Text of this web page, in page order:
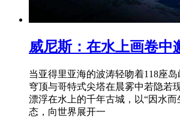
威尼斯：在水上画卷中
当亚得里亚海的波涛轻吻着118座
穹顶与哥特式尖塔在晨雾中若隐
漂浮在水上的千年古城，以“因水
态，向世界展开一